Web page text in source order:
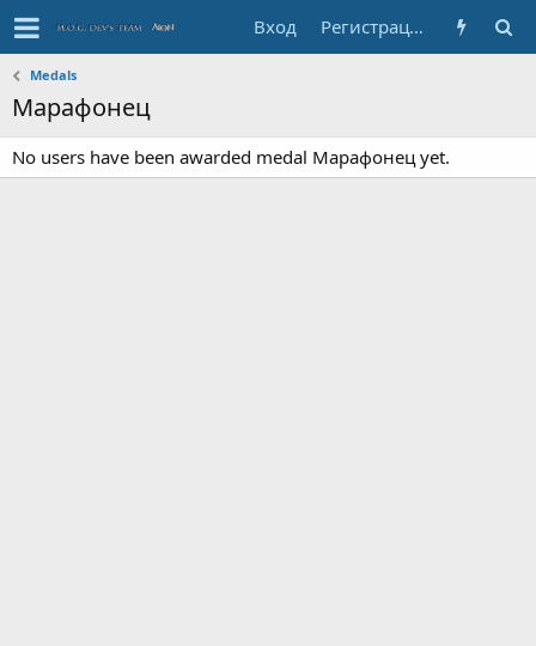
Вход Регистрация
Medals
Марафонец
No users have been awarded medal Марафонец yet.